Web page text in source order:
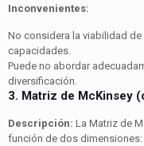
Inconvenientes:
No considera la viabilidad
capacidades.
Puede no abordar
diversificación.
3. Matriz de McKinsey
Descripción: La Matriz de
función de dos